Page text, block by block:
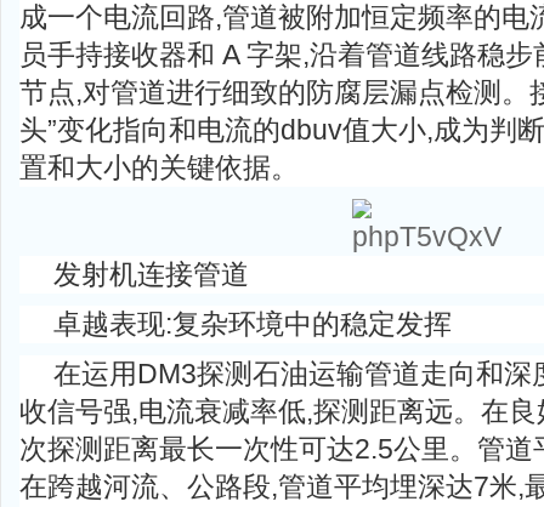
成一个电流回路,管道被附加恒定频率的电
员手持接收器和 A 字架,沿着管道线路稳
节点,对管道进行细致的防腐层漏点检测。
头”变化指向和电流的dbuv值大小,成为判
置和大小的关键依据。
发射机连接管道
卓越表现:复杂环境中的稳定发挥
在运用DM3探测石油运输管道走向和深
收信号强,电流衰减率低,探测距离远。在
次探测距离最长一次性可达2.5公里。管
在跨越河流、公路段,管道平均埋深达7米,